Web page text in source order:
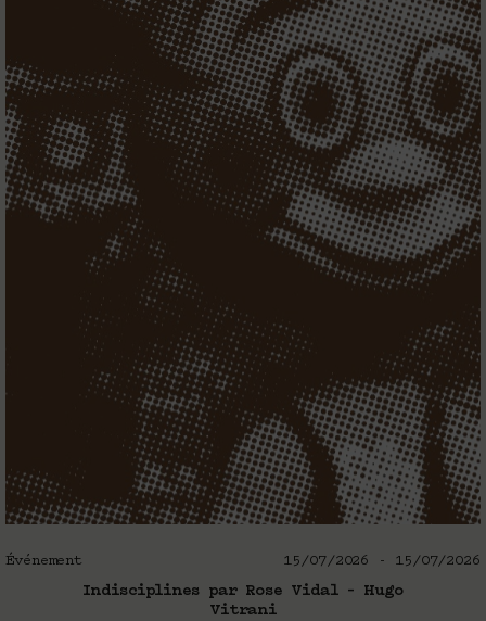
Événement 15/07/2026 - 15/07/2026
Indisciplines par Rose Vidal – Hugo
Vitrani